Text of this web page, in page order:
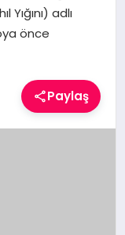
adlı
önce
Paylaş